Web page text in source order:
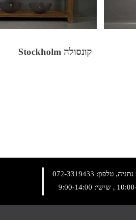
קונסולה Stockholm
072-3319433